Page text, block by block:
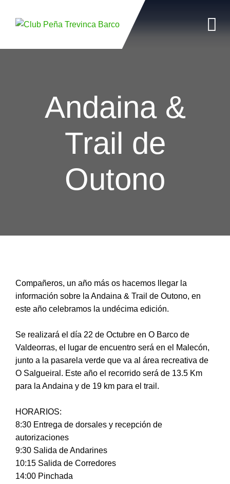
Andaina &
Trail de
Outono
Compañeros, un año más os hacemos llegar la
información sobre la Andaina & Trail de Outono, en
este año celebramos la undécima edición.
Se realizará el día 22 de Octubre en O Barco de
Valdeorras, el lugar de encuentro será en el Malecón,
junto a la pasarela verde que va al área recreativa de
O Salgueiral. Este año el recorrido será de 13.5 Km
para la Andaina y de 19 km para el trail.
HORARIOS:
8:30 Entrega de dorsales y recepción de
autorizaciones
9:30 Salida de Andarines
10:15 Salida de Corredores
14:00 Pinchada